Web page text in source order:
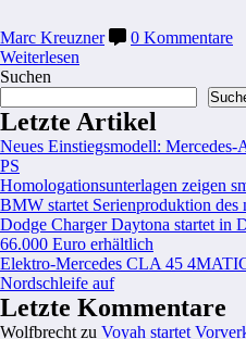
Marc Kreuzner
0 Kommentare
Weiterlesen
Suchen
Letzte Artikel
Neues Einstiegsmodell:
PS
Homologationsunterlagen zeigen
BMW startet Serienproduktion
Dodge Charger Daytona startet in
66.000 Euro erhältlich
Elektro-Mercedes CLA 45
Nordschleife auf
Letzte Kommentare
Wolfbrecht zu Voyah startet